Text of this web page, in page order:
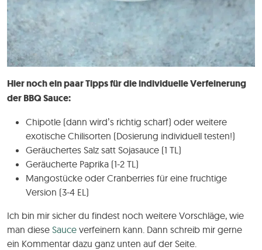
Hier noch ein paar Tipps für die individuelle Verfeinerung
der BBQ Sauce:
Chipotle (dann wird’s richtig scharf) oder weitere
exotische Chilisorten (Dosierung individuell testen!)
Geräuchertes Salz satt Sojasauce (1 TL)
Geräucherte Paprika (1-2 TL)
Mangostücke oder Cranberries für eine fruchtige
Version (3-4 EL)
Ich bin mir sicher du findest noch weitere Vorschläge, wie
man diese Sauce verfeinern kann. Dann schreib mir gerne
ein Kommentar dazu ganz unten auf der Seite.